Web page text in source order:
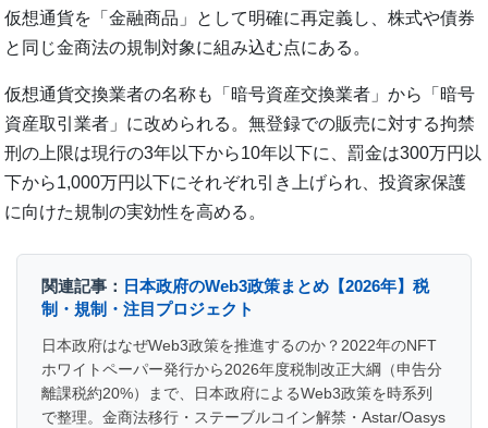
仮想通貨を「金融商品」として明確に再定義し、株式や債券
と同じ金商法の規制対象に組み込む点にある。
仮想通貨交換業者の名称も「暗号資産交換業者」から「暗号
資産取引業者」に改められる。無登録での販売に対する拘禁
刑の上限は現行の3年以下から10年以下に、罰金は300万円以
下から1,000万円以下にそれぞれ引き上げられ、投資家保護
に向けた規制の実効性を高める。
関連記事： 日本政府のWeb3政策まとめ【2026年】税
制・規制・注目プロジェクト
日本政府はなぜWeb3政策を推進するのか？2022年のNFT
ホワイトペーパー発行から2026年度税制改正大綱（申告分
離課税約20%）まで、日本政府によるWeb3政策を時系列
で整理。金商法移行・ステーブルコイン解禁・Astar/Oasys